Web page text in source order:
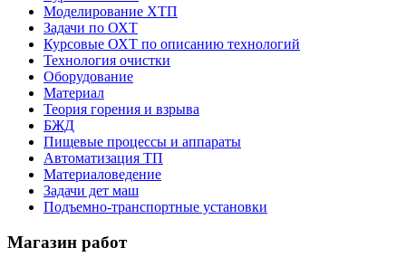
Моделирование ХТП
Задачи по ОХТ
Курсовые ОХТ по описанию технологий
Технология очистки
Оборудование
Материал
Теория горения и взрыва
БЖД
Пищевые процессы и аппараты
Автоматизация ТП
Материаловедение
Задачи дет маш
Подъемно-транспортные установки
Магазин работ